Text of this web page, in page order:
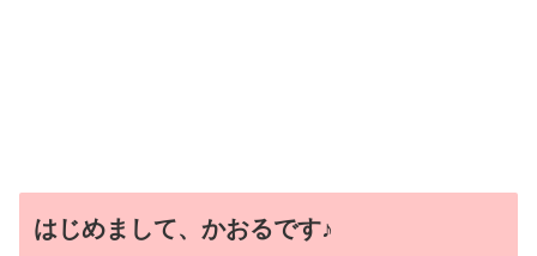
はじめまして、かおるです♪